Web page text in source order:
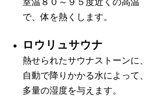
で、体を熱くします。
ロウリュサウナ
熱せられたサウナストーンに、
自動で降りかかる水によって、
多量の湿度を与えます。